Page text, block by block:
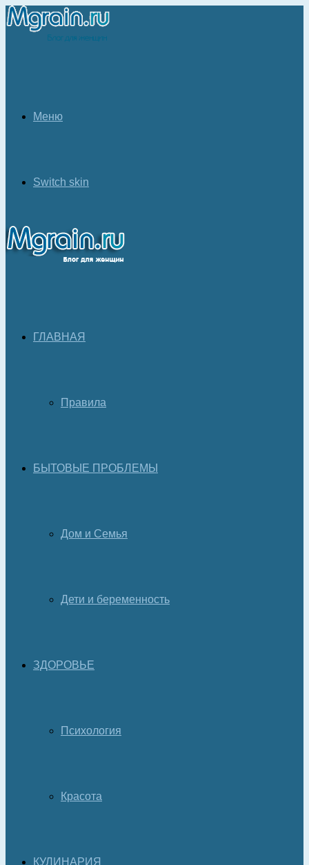
Меню
Switch skin
ГЛАВНАЯ
Правила
БЫТОВЫЕ ПРОБЛЕМЫ
Дом и Семья
Дети и беременность
ЗДОРОВЬЕ
Психология
Красота
КУЛИНАРИЯ